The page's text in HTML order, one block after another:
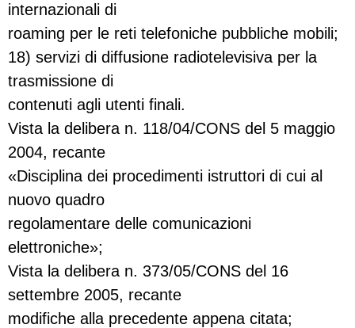
internazionali di
roaming per le reti telefoniche pubbliche mobili;
18) servizi di diffusione radiotelevisiva per la
trasmissione di
contenuti agli utenti finali.
Vista la delibera n. 118/04/CONS del 5 maggio
2004, recante
«Disciplina dei procedimenti istruttori di cui al
nuovo quadro
regolamentare delle comunicazioni
elettroniche»;
Vista la delibera n. 373/05/CONS del 16
settembre 2005, recante
modifiche alla precedente appena citata;